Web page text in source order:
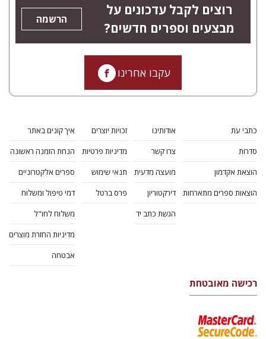
רוצים לקבל עדכונים על
מבצעים וספרים חדשים?
הרשמה
עקבו אחרינו
כתבי עת
סדרות
הוצאת אקדמון
הוצאות ספרים מתארחות
אודותינו
צרו קשר
מועצה מדעית
דירקטוריון
הגשת כתב יד
זכויות יוצרים
מדיניות פרטיות
תנאי שימוש
פרס ברטל
איך קונים באתר
הנחת הזמנה ראשונה
ספרים אלקטרוניים
דמי טיפול ומשלוח
משלוח לחו"ל
מדיניות החזרת מוצרים
אבטחה
רכישה מאובטחת